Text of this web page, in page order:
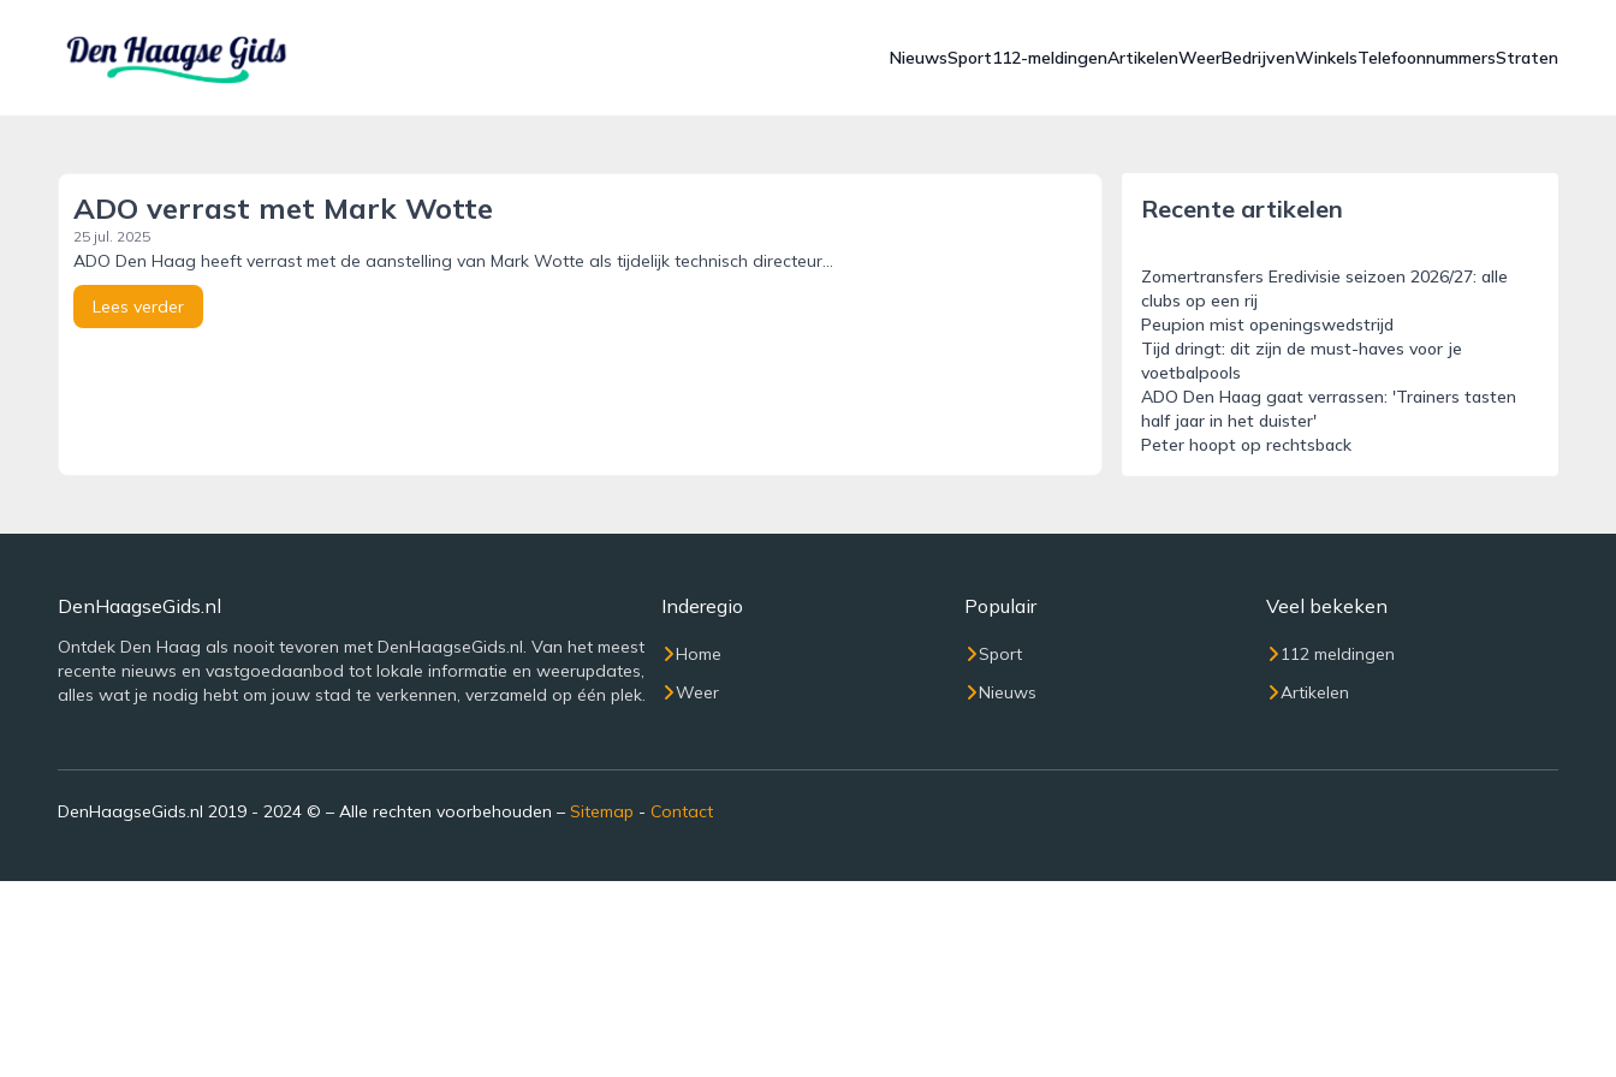
denhaagsegids.nl
NieuwsSport112-meldingenArtikelenWeerBedrijvenWinkelsTelefoonnummersStraten
ADO verrast met Mark Wotte
25 jul. 2025
ADO Den Haag heeft verrast met de aanstelling van Mark Wotte als tijdelijk technisch directeur...
Lees verder
Recente artikelen
Zomertransfers Eredivisie seizoen 2026/27: alle
clubs op een rij
Peupion mist openingswedstrijd
Tijd dringt: dit zijn de must-haves voor je
voetbalpools
ADO Den Haag gaat verrassen: 'Trainers tasten
half jaar in het duister'
Peter hoopt op rechtsback
DenHaagseGids.nl
Ontdek Den Haag als nooit tevoren met DenHaagseGids.nl. Van het meest
recente nieuws en vastgoedaanbod tot lokale informatie en weerupdates,
alles wat je nodig hebt om jouw stad te verkennen, verzameld op één plek.
Inderegio
Home
Weer
Populair
Sport
Nieuws
Veel bekeken
112 meldingen
Artikelen
DenHaagseGids.nl 2019 - 2024 © – Alle rechten voorbehouden – Sitemap - Contact